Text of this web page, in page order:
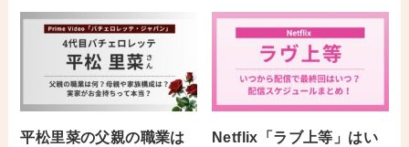
平松里菜の父親の職業は
Netflix「ラブ上等」はい